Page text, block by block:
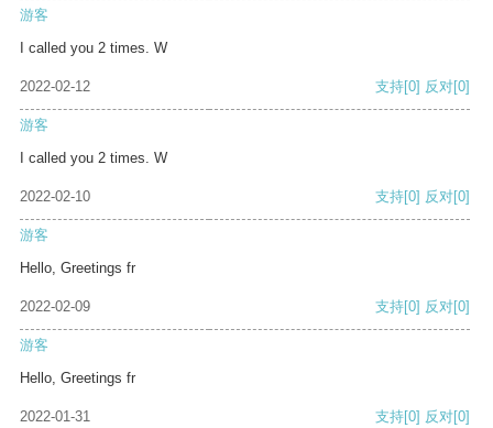
游客
I called you 2 times. W
2022-02-12 支持[0] 反对[0]
游客
I called you 2 times. W
2022-02-10 支持[0] 反对[0]
游客
Hello, Greetings fr
2022-02-09 支持[0] 反对[0]
游客
Hello, Greetings fr
2022-01-31 支持[0] 反对[0]